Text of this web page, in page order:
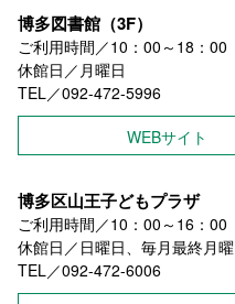
博多図書館（3F）
ご利用時間／10：00～18：00
休館日／月曜日
TEL／092-472-5996
WEBサイト
博多区山王子どもプラザ
ご利用時間／10：00～16：00
休館日／日曜日、毎月最終月
TEL／092-472-6006